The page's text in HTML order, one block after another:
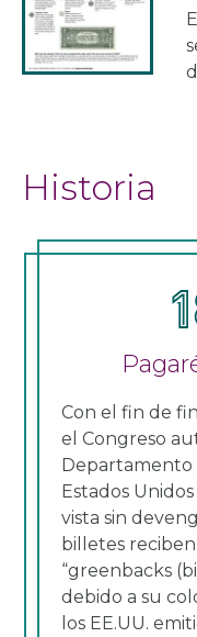
Historia
Con el fin de
el Congreso
Departamento
Estados
vista sin
billetes
“greenbacks
debido a su
los EE.UU.